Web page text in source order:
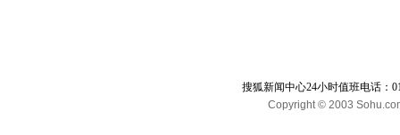
搜狐新闻中心24小时值班电话：
Copyright © 2003